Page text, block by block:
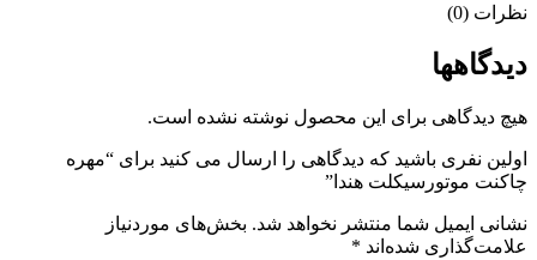
نظرات (0)
دیدگاهها
هیچ دیدگاهی برای این محصول نوشته نشده است.
اولین نفری باشید که دیدگاهی را ارسال می کنید برای “مهره
چاکنت موتورسیکلت هندا”
نشانی ایمیل شما منتشر نخواهد شد. بخش‌های موردنیاز
علامت‌گذاری شده‌اند *